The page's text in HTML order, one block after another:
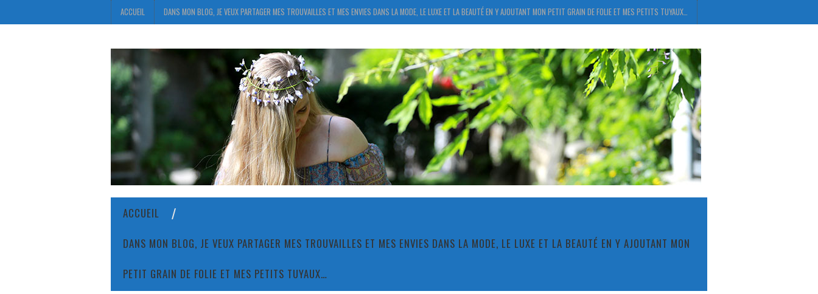
ACCUEIL DANS MON BLOG, JE VEUX PARTAGER MES TROUVAILLES ET MES ENVIES DANS LA MODE, LE LUXE ET LA BEAUTÉ EN Y AJOUTANT MON PETIT GRAIN DE FOLIE ET MES PETITS TUYAUX…
ACCUEIL
DANS MON BLOG, JE VEUX PARTAGER MES TROUVAILLES ET MES ENVIES DANS LA MODE, LE LUXE ET LA BEAUTÉ EN Y AJOUTANT MON
PETIT GRAIN DE FOLIE ET MES PETITS TUYAUX…